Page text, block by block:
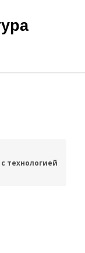
технологией